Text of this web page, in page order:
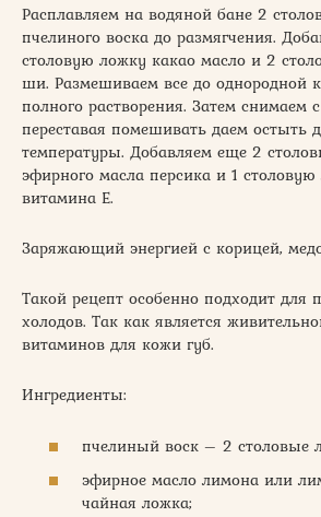
Расплавляем на водяной бане 2
пчелиного воска до размягчения.
столовую ложку какао масло и 2
ши. Размешиваем все до однородной
полного растворения. Затем снимаем
переставая помешивать даем остыть
температуры. Добавляем еще 2
эфирного масла персика и 1
витамина Е.
Заряжающий энергией с корицей,
Такой рецепт особенно подходит для
холодов. Так как является
витаминов для кожи губ.
Ингредиенты:
пчелиный воск – 2 столовые
эфирное масло лимона или
чайная ложка;